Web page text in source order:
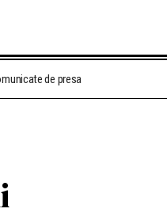
de presa